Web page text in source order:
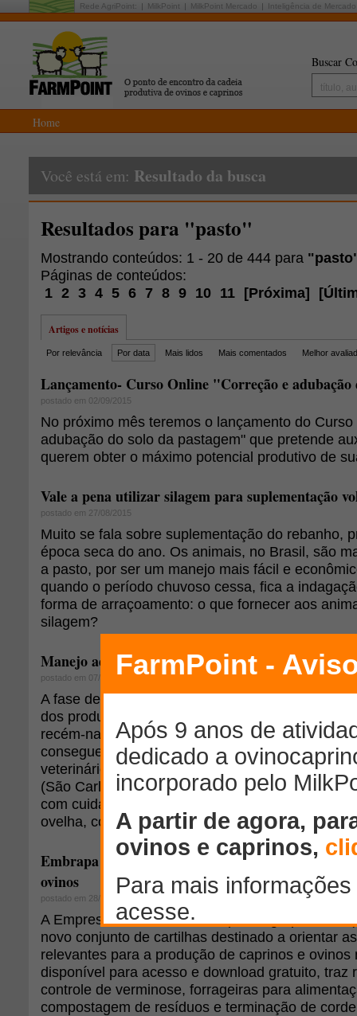
Rede AgriPoint: MilkPoint MilkPoint Mercado Inteligência de Mercado
Buscar
Home
Você está em: Resultado da busca
Resultados para "pasto"
Mostrando conteúdos: 1 - 20 de 444 para
Páginas de conteúdos:
1 2 3 4 5 6 7 8 9 10 11 [Próxima] [
Artigos e notícias
Por relevância Por data Mais lidos Mais comentados Melhor
Lançamento- Curso Online "Correção e adubação
postado em 02/09/2015
No próximo mês teremos o lançamento do
adubação do solo da pastagem" que pretende
querem obter o máximo potencial produtivo de
Vale a pena utilizar silagem para suplementação
postado em 27/08/2015
Muito se fala sobre suplementação do rebanho,
época seca do ano. Os animais, no Brasil, são
a pasto, por ser um manejo mais fácil e
quando o período chuvoso cessa, fica a
forma de arraçoamento: o que fornecer aos
silagem?
Manejo adequado reduz mortes de cordeiros
postado em 07/08/2015
A fase de nascimentos de cordeiros exige
dos produtores de ovinos. O frio é a principal
recém-nascidos. No entanto, com manejo
conseguem conviver com as baixas
veterinário Raul Mascarenhas Santana, da
(São Carlos - SP), o produtor consegue reduzir
com cuidados, que devem começar ainda no
ovelha, com nutrição adequada, por exemplo.
Embrapa lança novas cartilhas para orientar
ovinos
postado em 28/07/2015
A Empresa Brasileira de Pesquisa Agropecuária
novo conjunto de cartilhas destinado a orientar
relevantes para a produção de caprinos e ovinos
disponível para acesso e download gratuito, traz
controle de verminose, forrageiras para
compostagem de resíduos e terminação de